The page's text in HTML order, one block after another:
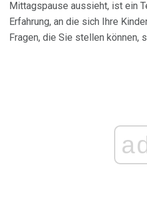
Mittagspause aussieht, ist ein
Erfahrung, an die sich Ihre
Fragen, die Sie stellen können,